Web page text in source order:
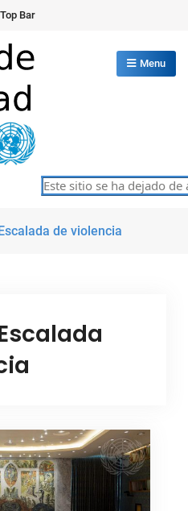
Top Bar
de las
Unidas
Menu
Este sitio se ha dejado
de violencia